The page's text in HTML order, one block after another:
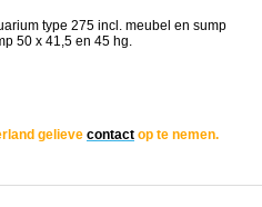
type 275 incl. meubel en sump
50 x 41,5 en 45 hg.
gelieve contact op te nemen.